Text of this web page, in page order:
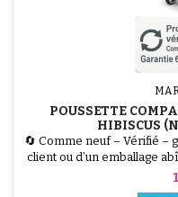
POUSSETTE
HIBISCUS
🔄 Comme neuf – Vérifié –
client ou d’un emballage
% fonctionnel. La